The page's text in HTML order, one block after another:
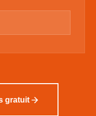
gratuit